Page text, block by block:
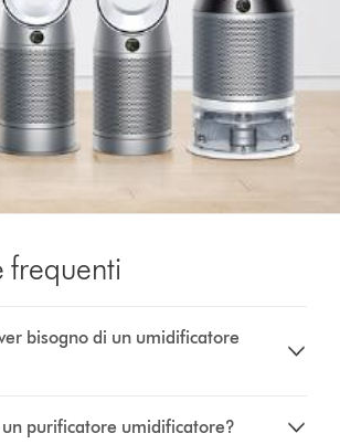
frequenti
bisogno di un umidificatore
purificatore umidificatore?